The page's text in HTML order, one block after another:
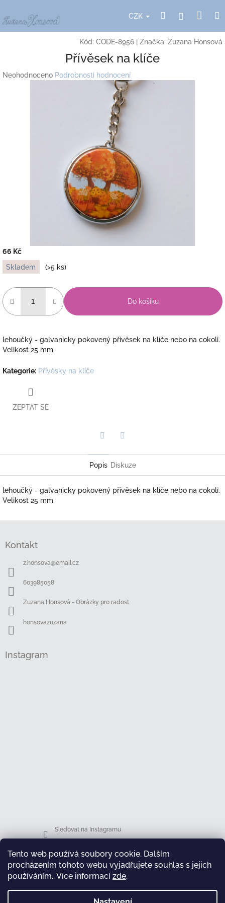
Tento web používá soubory cookie. Dalším
procházením tohoto webu vyjadřujete souhlas s jejich
používáním.. Více informací zde.
na
obsah
CZK HledatPřihlášení
Kód: CODE-8956 Značka: Zuzana Honsová
Přívěsek na klíče
Průměrné
Neohodnoceno Podrobnosti hodnocení
66 Kč
Měrná
cena:
Skladem (>5 ks)
Do košíku
lehoučký - galvanicky pokovený přívěsek na klíče nebo na cokoli.
Velikost 25 mm.
Kategorie: Přívěsky na klíče
ZEPTAT SE
Popis Diskuze
lehoučký - galvanicky pokovený přívěsek na klíče nebo na cokoli.
Velikost 25 mm.
Kontakt
z.honsova@email.cz
603985058
Zuzana Honsová - Obrázky pro radost
honsovazuzana
Instagram
Sledovat na Instagramu
Facebook